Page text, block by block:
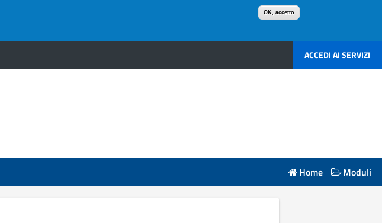
OK, accetto
ACCEDI AI SERVIZI
Home Moduli